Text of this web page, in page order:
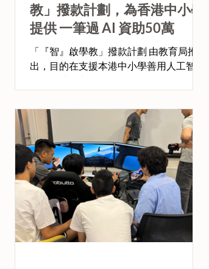
教」撥款計劃，為香港中小學
提供 一筆過 AI 資助50萬
「『智』啟學教」撥款計劃 由教育局推
出，目的在支援本港中小學善用人工智
能，提升學與教效能，並推動學校數碼轉
中撥出約5億元，為期3年推行。​​所有公帑
資助學校，包括官立、資助（含特殊學
校）、按位津貼及直資學校均可申請。 成
功申請的學校會獲發一筆過50萬元，用於
啟動及推動校本AI賦能教育計劃。